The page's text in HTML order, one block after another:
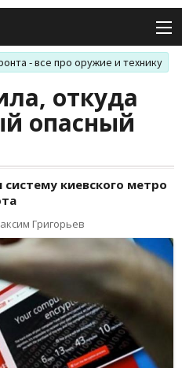
- все про оружие и технику
откуда
опасный
киевского метро
Григорьев